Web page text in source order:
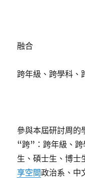
融合
跨年級、跨學科、
參與本屆研討周的
“跨”：跨年級、
生、碩士生、博士
享空間政治系、中